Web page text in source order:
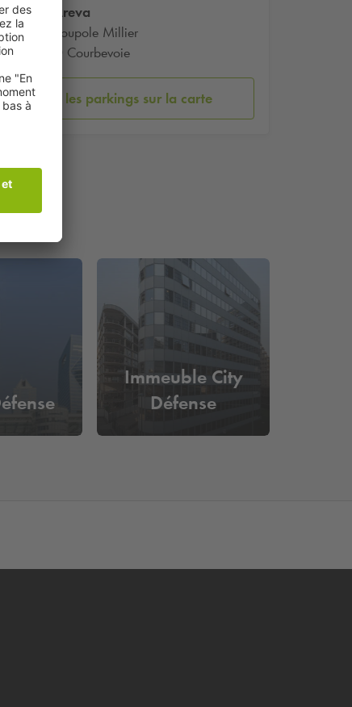
Tour Areva
1 Pl. Coupole Millier
92400 Courbevoie
Voir les parkings sur la carte
Immeuble City
Défense